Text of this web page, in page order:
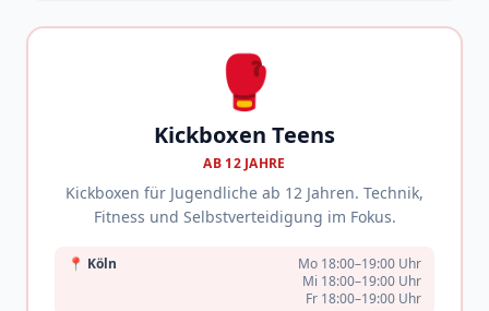
🥊
Kickboxen Teens
AB 12 JAHRE
Kickboxen für Jugendliche ab 12 Jahren. Technik,
Fitness und Selbstverteidigung im Fokus.
📍 Köln
Mo 18:00–19:00 Uhr
Mi 18:00–19:00 Uhr
Fr 18:00–19:00 Uhr